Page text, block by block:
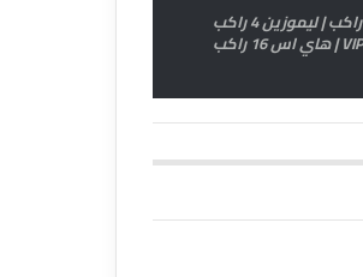
اتش وان 11 راكب | اتوبيس كبير 33 راكب | اتوبيس كبير 50 راكب | جيب سفاري | كوستر 26 راكب | ليموزين 4 راكب